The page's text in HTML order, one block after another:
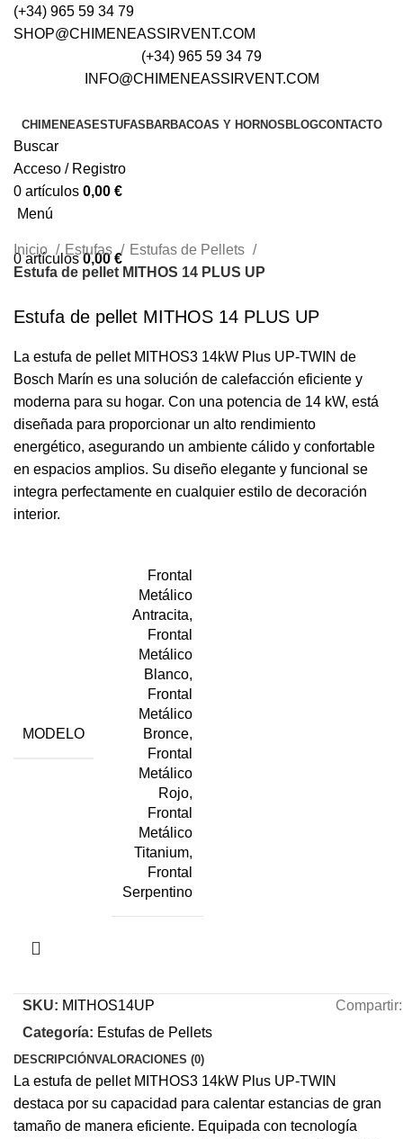
(+34) 965 59 34 79
SHOP@CHIMENEASSIRVENT.COM
(+34) 965 59 34 79
INFO@CHIMENEASSIRVENT.COM
CHIMENEAS ESTUFAS BARBACOAS Y HORNOS BLOGCONTACTO
Buscar
Acceso / Registro
0 artículos 0,00 €
Menú
0artículos 0,00€
Inicio Estufas
Estufas de Pellets
Estufa de pellet MITHOS 14 PLUS UP
Estufa de pellet MITHOS 14 PLUS UP
La estufa de pellet MITHOS3 14kW Plus UP-TWIN de
Bosch Marín es una solución de calefacción eficiente y
moderna para su hogar. Con una potencia de 14 kW, está
diseñada para proporcionar un alto rendimiento
energético, asegurando un ambiente cálido y confortable
en espacios amplios. Su diseño elegante y funcional se
integra perfectamente en cualquier estilo de decoración
interior.
MODELO
Frontal
Metálico
Antracita,
Frontal
Metálico
Blanco,
Frontal
Metálico
Bronce,
Frontal
Metálico
Rojo,
Frontal
Metálico
Titanium,
Frontal
Serpentino
SKU: MITHOS14UP
Categoría: Estufas de Pellets
Compartir:
DESCRIPCIÓNVALORACIONES (0)
La estufa de pellet MITHOS3 14kW Plus UP-TWIN
destaca por su capacidad para calentar estancias de gran
tamaño de manera eficiente. Equipada con tecnología